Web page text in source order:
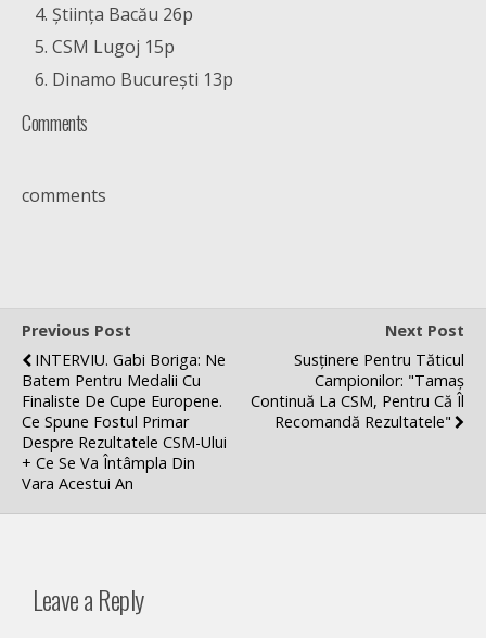
Știința Bacău 26p
CSM Lugoj 15p
Dinamo București 13p
Comments
comments
Previous Post
INTERVIU. Gabi Boriga: Ne
Batem Pentru Medalii Cu
Finaliste De Cupe Europene.
Ce Spune Fostul Primar
Despre Rezultatele CSM-Ului
+ Ce Se Va Întâmpla Din
Vara Acestui An
Next Post
Susținere Pentru Tăticul
Campionilor: "Tamaș
Continuă La CSM, Pentru Că Îl
Recomandă Rezultatele"
Leave a Reply